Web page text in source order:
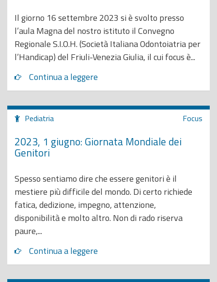
Il giorno 16 settembre 2023 si è svolto presso
l’aula Magna del nostro istituto il Convegno
Regionale S.I.O.H. (Società Italiana Odontoiatria per
l’Handicap) del Friuli-Venezia Giulia, il cui focus è...
Continua a leggere
Pediatria Focus
2023, 1 giugno: Giornata Mondiale dei
Genitori
Spesso sentiamo dire che essere genitori è il
mestiere più difficile del mondo. Di certo richiede
fatica, dedizione, impegno, attenzione,
disponibilità e molto altro. Non di rado riserva
paure,...
Continua a leggere